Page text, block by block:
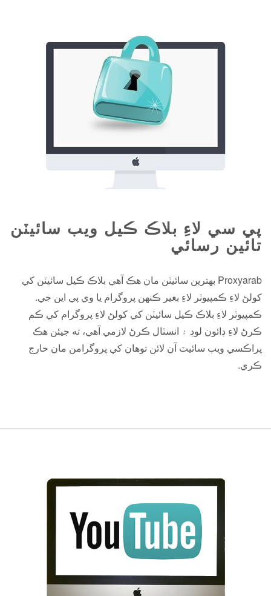
پي سي لاءِ بلاڪ ڪيل ويب سائيٽن
تائين رسائي
Proxyarab بهترين سائيٽن مان هڪ آهي بلاڪ ڪيل سائيٽن کي
کولڻ لاءِ ڪمپيوٽر لاءِ بغير ڪنهن پروگرام يا وي پي اين جي.
ڪمپيوٽر لاءِ بلاڪ ڪيل سائيٽن کي کولڻ لاءِ پروگرام کي ڪم
ڪرڻ لاءِ ڊائون لوڊ ۽ انسٽال ڪرڻ لازمي آهي، ته جيئن هڪ
پراڪسي ويب سائيٽ آن لائن توهان کي پروگرامن مان خارج
ڪري.